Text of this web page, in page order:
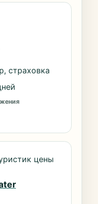
страховка
цены